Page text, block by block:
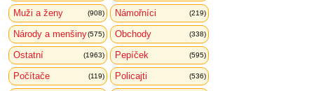
Muži a ženy (908) Námořníci (219)
Národy a menšiny(575) Obchody (338)
Ostatní (1963) Pepíček (595)
Počítače (119) Policajti (536)